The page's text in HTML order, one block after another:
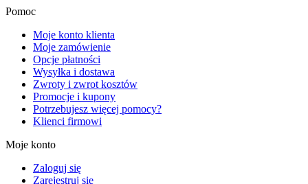
Pomoc
Moje konto klienta
Moje zamówienie
Opcje płatności
Wysyłka i dostawa
Zwroty i zwrot kosztów
Promocje i kupony
Potrzebujesz więcej pomocy?
Klienci firmowi
Moje konto
Zaloguj się
Zarejestruj się